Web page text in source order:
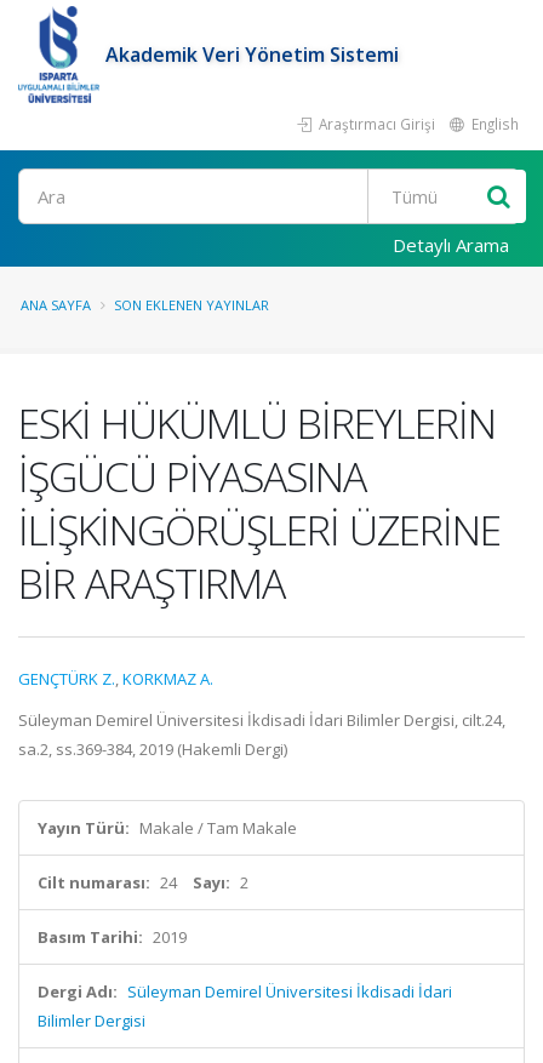
Akademik Veri Yönetim Sistemi
Araştırmacı Girişi English
Ara
Detaylı Arama
ANA SAYFA SON EKLENEN YAYINLAR
ESKİ HÜKÜMLÜ BİREYLERİN
İŞGÜCÜ PİYASASINA
İLİŞKİNGÖRÜŞLERİ ÜZERİNE
BİR ARAŞTIRMA
GENÇTÜRK Z.,KORKMAZ A.
Süleyman Demirel Üniversitesi İkdisadi İdari Bilimler Dergisi, cilt.24,
sa.2, ss.369-384, 2019 (Hakemli Dergi)
Yayın Türü: Makale / Tam Makale
Cilt numarası: 24 Sayı: 2
Basım Tarihi: 2019
Dergi Adı: Süleyman Demirel Üniversitesi İkdisadi İdari
Bilimler Dergisi